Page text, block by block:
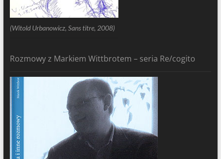
(Witold Urbanowicz, Sans titre, 2008)
Rozmowy z Markiem Wittbrotem – seria Re/cogito